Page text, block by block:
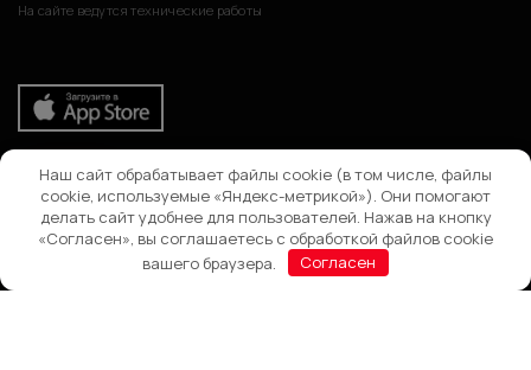
На сайте ведутся технические работы
Поиск
Наш сайт обрабатывает файлы cookie (в том числе, файлы
cookie, используемые «Яндекс-метрикой»). Они помогают
делать сайт удобнее для пользователей. Нажав на кнопку
«Согласен», вы соглашаетесь с обработкой файлов cookie
вашего браузера.
Согласен